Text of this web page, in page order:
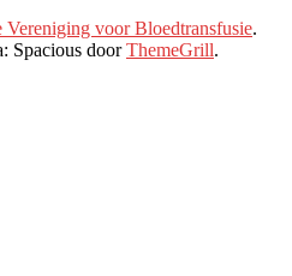
Vereniging voor Bloedtransfusie.
Spacious doorThemeGrill.